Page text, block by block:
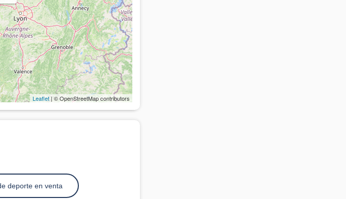
Leaflet | © OpenStreetMap contributors
deporte en venta